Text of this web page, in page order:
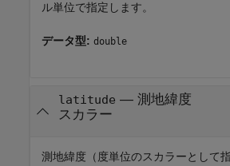
ル単位で指定します。
データ型: double
latitude — 測地緯度
スカラー
測地緯度（度単位のスカラーとして